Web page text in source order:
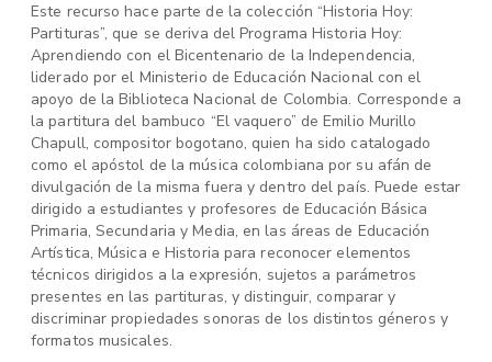
Este recurso hace parte de la colección “Historia Hoy:
Partituras”, que se deriva del Programa Historia Hoy:
Aprendiendo con el Bicentenario de la Independencia,
liderado por el Ministerio de Educación Nacional con el
apoyo de la Biblioteca Nacional de Colombia. Corresponde a
la partitura del bambuco “El vaquero” de Emilio Murillo
Chapull, compositor bogotano, quien ha sido catalogado
como el apóstol de la música colombiana por su afán de
divulgación de la misma fuera y dentro del país. Puede estar
dirigido a estudiantes y profesores de Educación Básica
Primaria, Secundaria y Media, en las áreas de Educación
Artística, Música e Historia para reconocer elementos
técnicos dirigidos a la expresión, sujetos a parámetros
presentes en las partituras, y distinguir, comparar y
discriminar propiedades sonoras de los distintos géneros y
formatos musicales.